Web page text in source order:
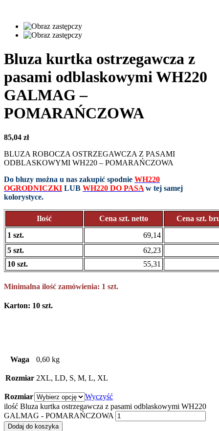
Bluza kurtka ostrzegawcza z
pasami odblaskowymi WH220
GALMAG –
POMARAŃCZOWA
85,04 zł
BLUZA ROBOCZA OSTRZEGAWCZA Z PASAMI
ODBLASKOWYMI WH220 – POMARAŃCZOWA
Do bluzy można u nas zakupić spodnie WH220
OGRODNICZKI LUB WH220 DO PASA w tej samej
kolorystyce.
Ilość Cena szt. netto
Cena szt.
1 szt.
69,14
5 szt.
62,23
10 szt.
55,31
Minimalna ilość zamówienia: 1 szt.
Karton: 10 szt.
Waga 0,60 kg
Rozmiar 2XL, LD, S, M, L, XL
Rozmiar
Wyczyść
ilość Bluza kurtka ostrzegawcza z pasami odblaskowymi WH220
GALMAG - POMARAŃCZOWA
Dodaj do koszyka